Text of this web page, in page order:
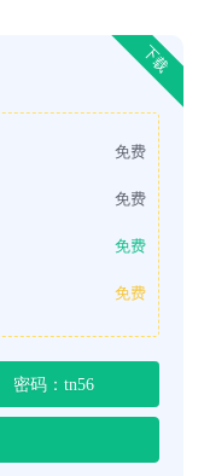
下载
免费
免费
免费
免费
密码：tn56